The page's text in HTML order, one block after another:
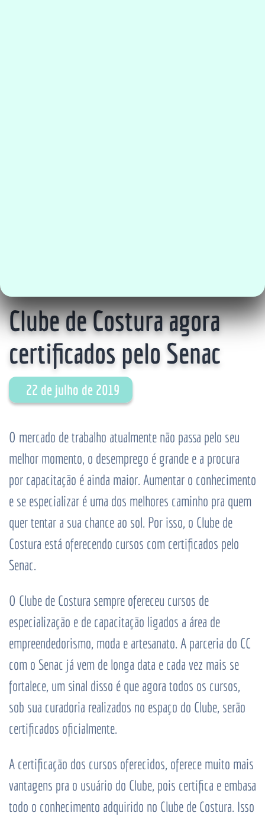
Clube de Costura agora
certificados pelo Senac
22 de julho de 2019
O mercado de trabalho atualmente não passa pelo seu
melhor momento, o desemprego é grande e a procura
por capacitação é ainda maior. Aumentar o conhecimento
e se especializar é uma dos melhores caminho pra quem
quer tentar a sua chance ao sol. Por isso, o Clube de
Costura está oferecendo cursos com certificados pelo
Senac.
O Clube de Costura sempre ofereceu cursos de
especialização e de capacitação ligados a área de
empreendedorismo, moda e artesanato. A parceria do CC
com o Senac já vem de longa data e cada vez mais se
fortalece, um sinal disso é que agora todos os cursos,
sob sua curadoria realizados no espaço do Clube, serão
certificados oficialmente.
A certificação dos cursos oferecidos, oferece muito mais
vantagens pra o usuário do Clube, pois certifica e embasa
todo o conhecimento adquirido no Clube de Costura. Isso